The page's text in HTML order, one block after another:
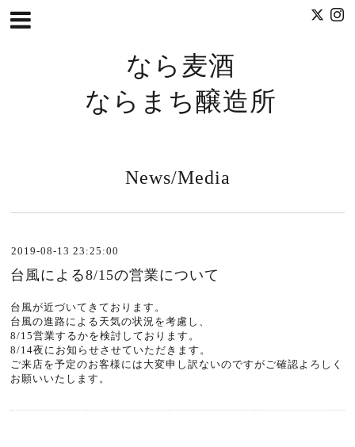
なら麦酒
ならまち醸造所
News/Media
2019-08-13 23:25:00
台風による8/15の営業について
台風が近づいてきております。
台風の進路による天気の状況を考慮し、
8/15営業するかを検討しております。
8/14夜にお知らせさせていただきます。
ご来店を予定のお客様には大変申し訳ないのですがご確認よろしく
お願いいたします。